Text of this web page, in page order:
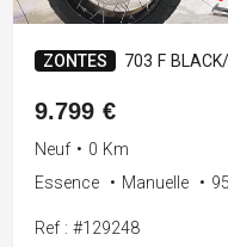
ZONTES 703 F
9.799 €
Neuf • 0 Km
Essence
• Manuelle •
Ref : #129248